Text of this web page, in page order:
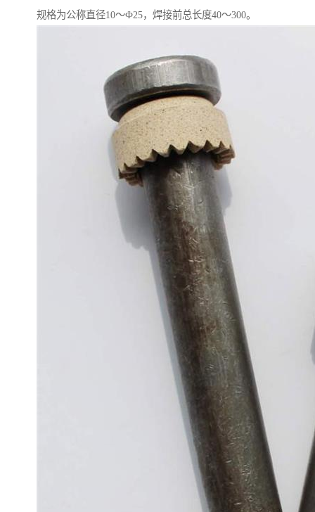
规格为公称直径10～Ф25，焊接前总长度40～300。